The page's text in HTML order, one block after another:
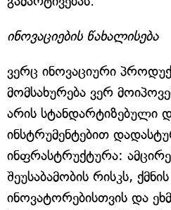
ინოვაციების წახალისება
ვერც ინოვაციური
მომსახურება ვერ
არის სტანდარტიზებული
ინსტრუმენტებით
ინფრასტრუქტურა:
შეუსაბამობის რისკს,
ინოვატორებისთვის და